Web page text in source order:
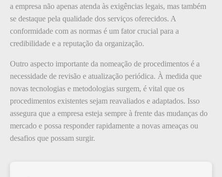
a empresa não apenas atenda às exigências legais, mas também
se destaque pela qualidade dos serviços oferecidos. A
conformidade com as normas é um fator crucial para a
credibilidade e a reputação da organização.
Outro aspecto importante da nomeação de procedimentos é a
necessidade de revisão e atualização periódica. À medida que
novas tecnologias e metodologias surgem, é vital que os
procedimentos existentes sejam reavaliados e adaptados. Isso
assegura que a empresa esteja sempre à frente das mudanças do
mercado e possa responder rapidamente a novas ameaças ou
desafios que possam surgir.